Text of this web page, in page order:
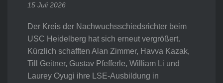
15 Juli 2026
Der Kreis der Nachwuchsschiedsrichter beim
USC Heidelberg hat sich erneut vergrößert.
Kürzlich schafften Alan Zimmer, Havva Kazak,
Till Geitner, Gustav Pfefferle, William Li und
Laurey Oyugi ihre LSE-Ausbildung in